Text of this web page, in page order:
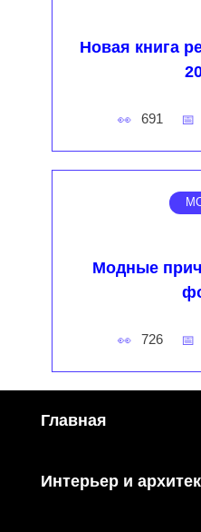
Новая книга
691
Модные
726
Главная
Интерьер и